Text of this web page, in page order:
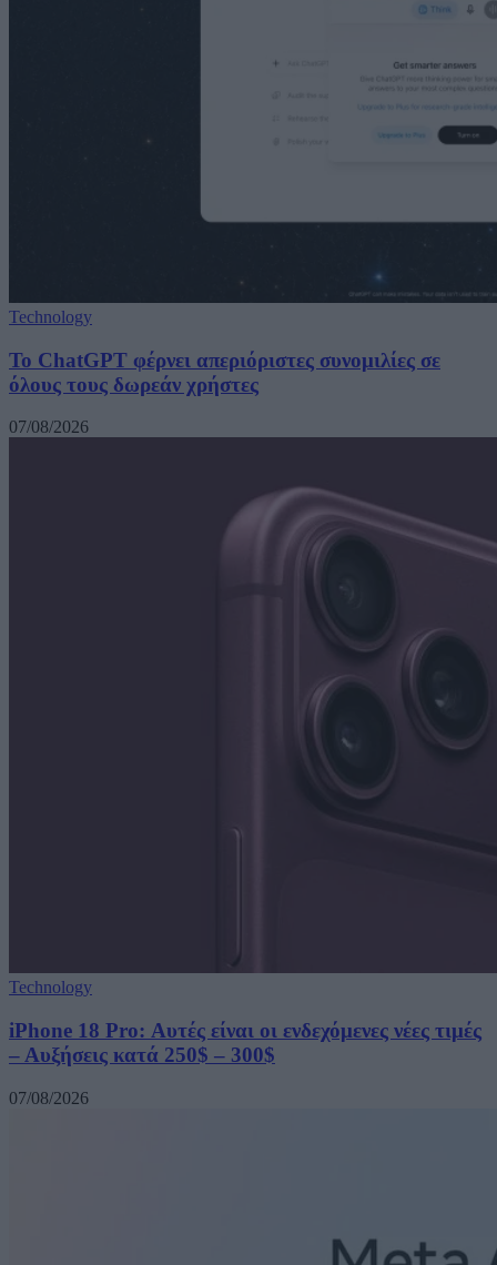
Technology
Το ChatGPT φέρνει απεριόριστες συνομιλίες σε
όλους τους δωρεάν χρήστες
07/08/2026
Technology
iPhone 18 Pro: Αυτές είναι οι ενδεχόμενες νέες τιμές
– Αυξήσεις κατά 250$ – 300$
07/08/2026